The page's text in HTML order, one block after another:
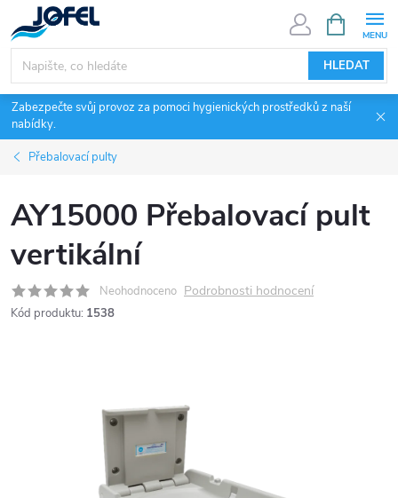
na
obsah
HLEDAT
NÁKUPNÍ
KOŠÍK
Zabezpečte svůj provoz za pomoci hygienických prostředků z naší
nabídky.
Přebalovací pulty
AY15000 Přebalovací pult
vertikální
Neohodnoceno Podrobnosti hodnocení
Kód produktu: 1538